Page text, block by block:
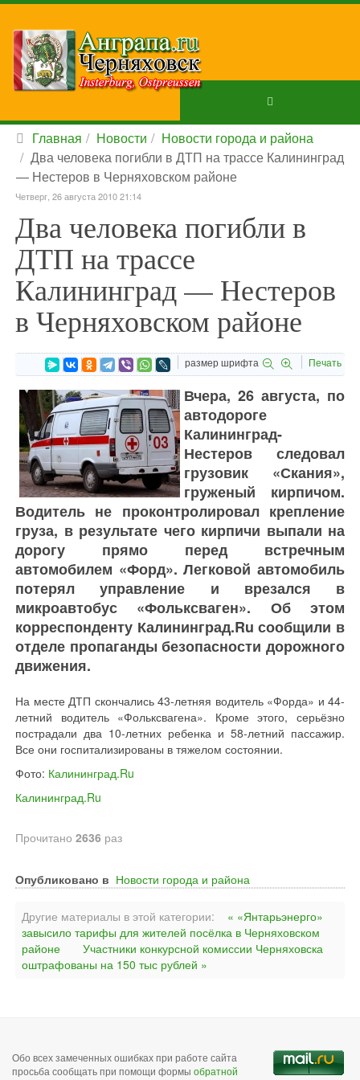
Главная Новости
Новости города и района
Два человека погибли в ДТП на трассе Калининград
— Нестеров в Черняховском районе
Четверг, 26 августа 2010 21:14
Два человека погибли в
ДТП на трассе
Калининград — Нестеров
в Черняховском районе
размер шрифта Печать
Вчера, 26 августа, по
автодороге
Калининград-
Нестеров следовал
грузовик «Скания»,
груженый кирпичом.
Водитель не проконтролировал крепление
груза, в результате чего кирпичи выпали на
дорогу прямо перед встречным
автомобилем «Форд». Легковой автомобиль
потерял управление и врезался в
микроавтобус «Фольксваген». Об этом
корреспонденту Калининград.Ru сообщили в
отделе пропаганды безопасности дорожного
движения.
На месте ДТП скончались 43-летняя водитель «Форда» и 44-
летний водитель «Фольксвагена». Кроме этого, серьёзно
пострадали два 10-летних ребенка и 58-летний пассажир.
Все они госпитализированы в тяжелом состоянии.
Фото: Калининград.Ru
Калининград.Ru
Прочитано 2636 раз
Опубликовано в Новости города и района
Другие материалы в этой категории:
« «Янтарьэнерго»
завысило тарифы для жителей посёлка в Черняховском
районе
Участники конкурсной комиссии Черняховска
оштрафованы на 150 тыс рублей »
Обо всех замеченных ошибках при работе сайта
просьба сообщать при помощи формы обратной